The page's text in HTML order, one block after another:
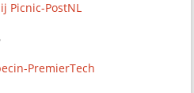
Picnic-PostNL
PremierTech